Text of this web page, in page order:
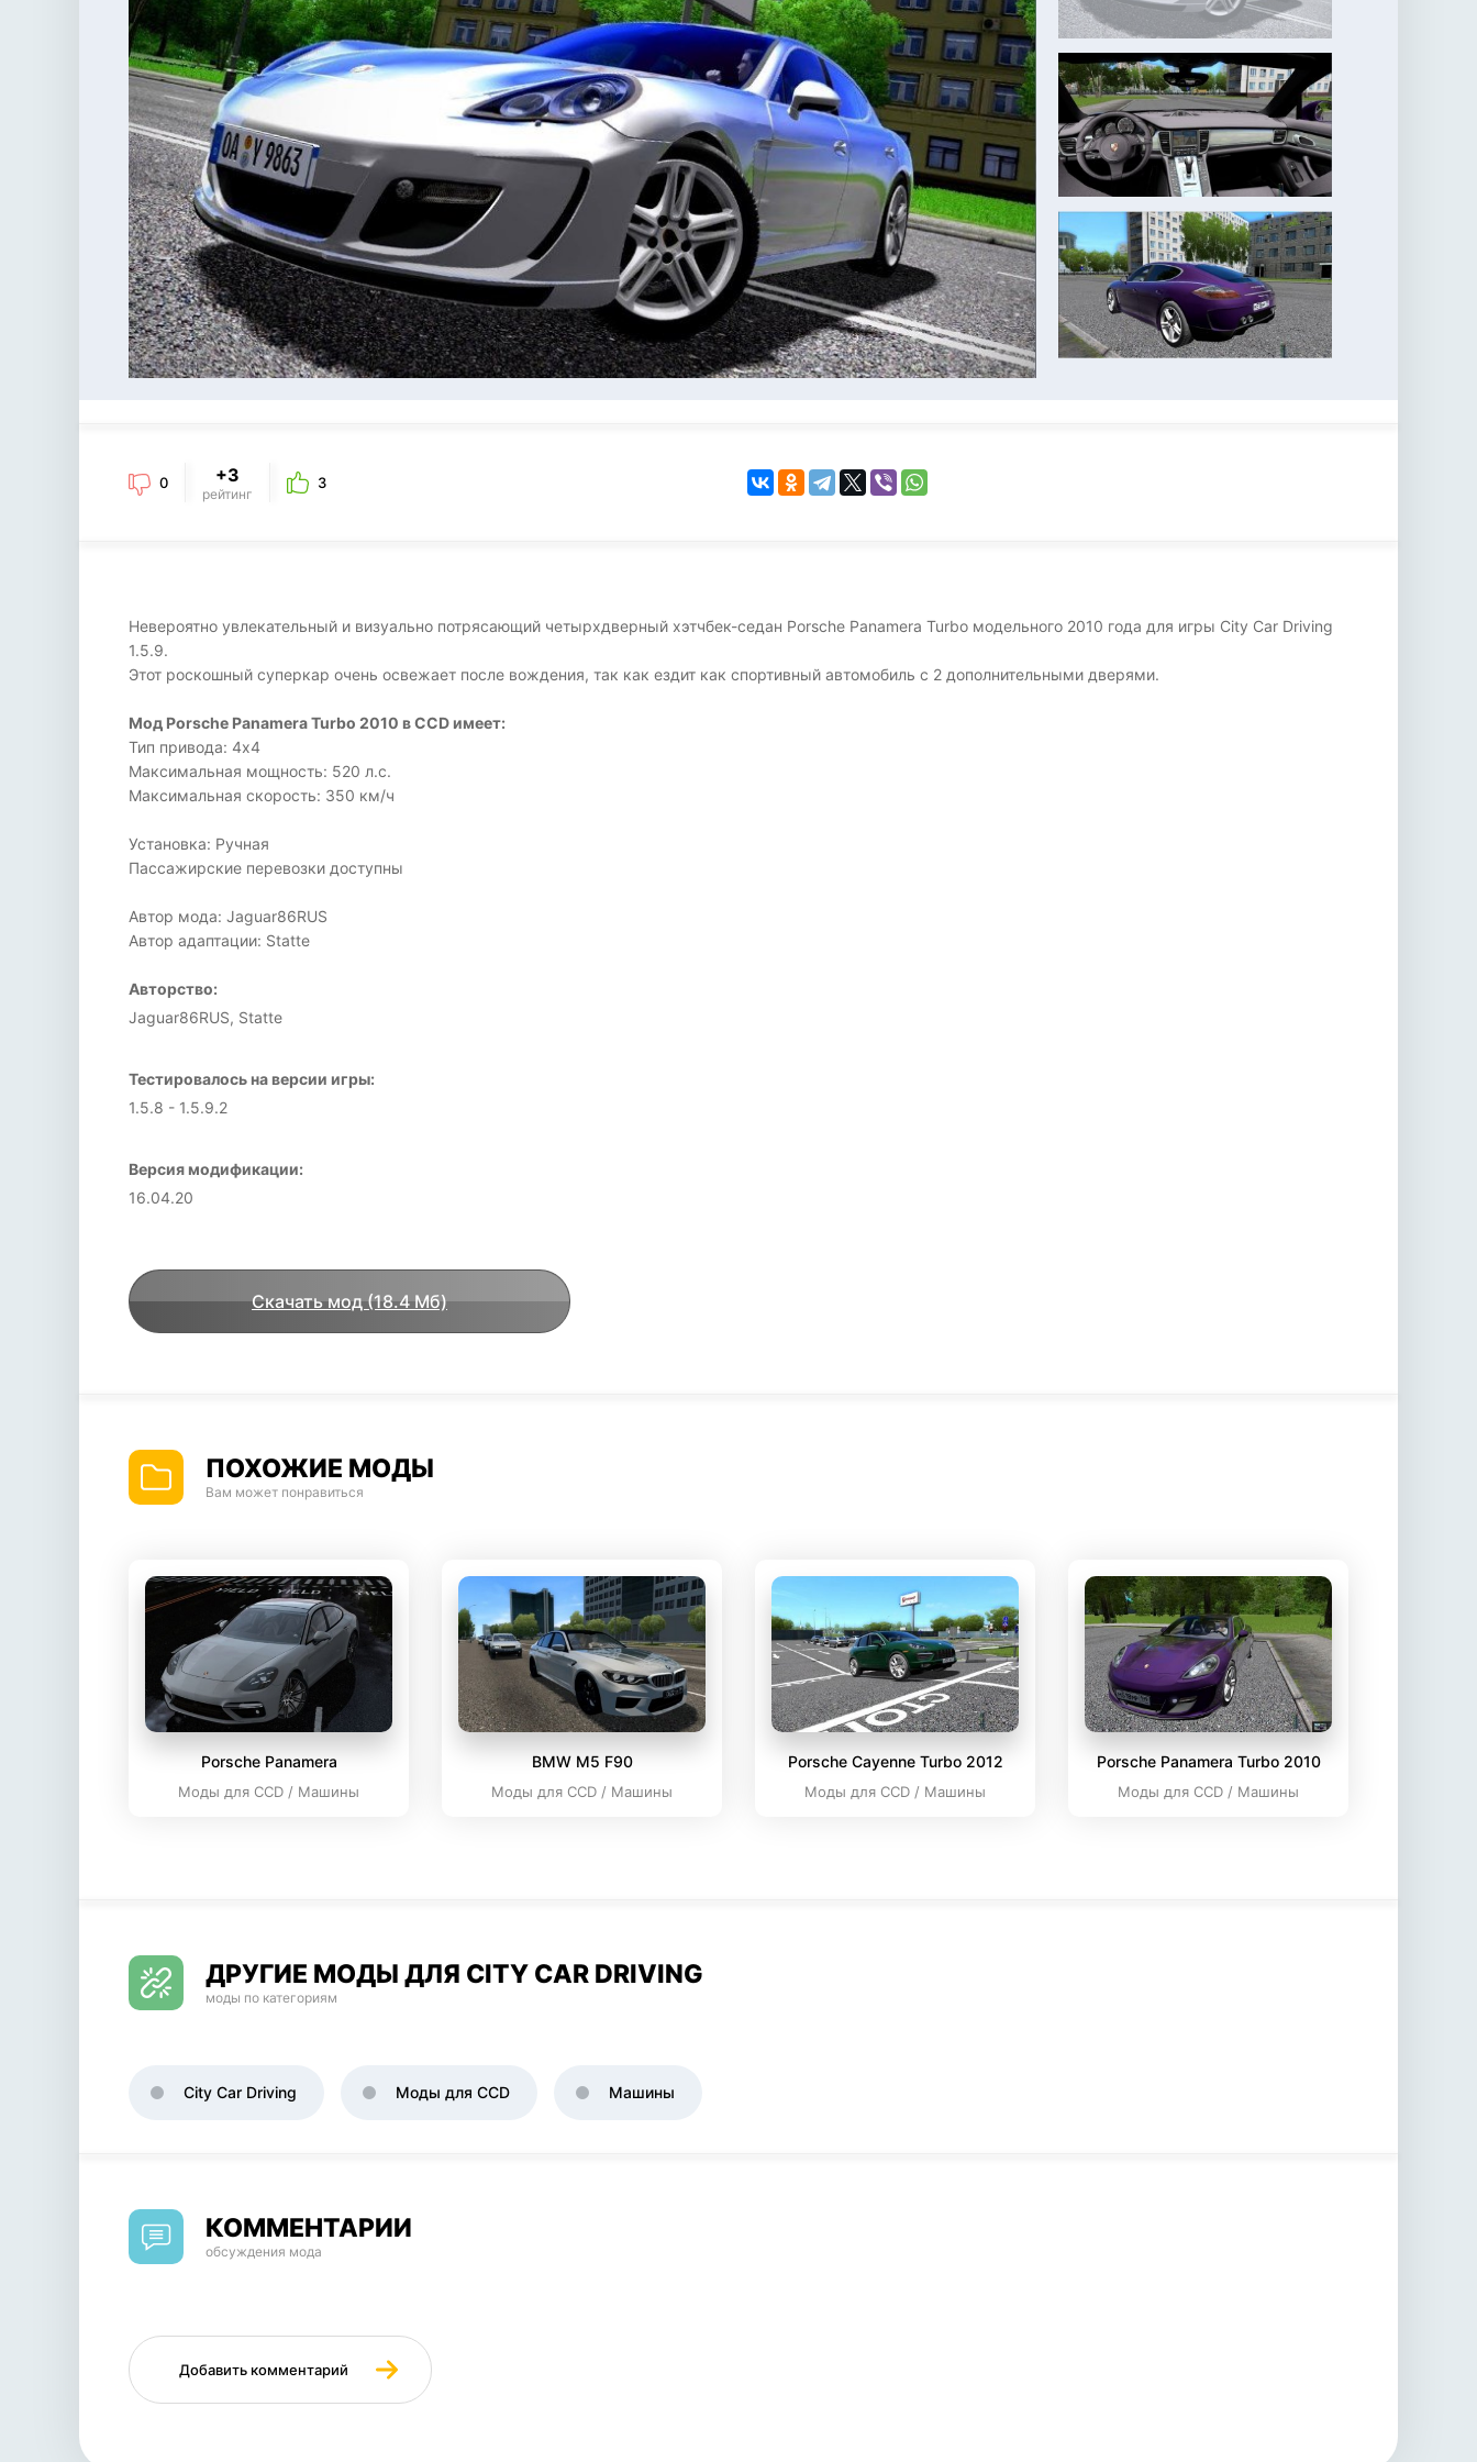
KINGDOM COME:
DELIVERANCE
бродилка
KENSHI
экшн
0 +3
рейтинг
3
Невероятно увлекательный и визуально потрясающий четырхдверный хэтчбек-седан Porsche Panamera Turbo модельного 2010 года для игры City Car Driving
1.5.9.
Этот роскошный суперкар очень освежает после вождения, так как ездит как спортивный автомобиль с 2 дополнительными дверями.
Мод Porsche Panamera Turbo 2010 в CCD имеет:
Тип привода: 4х4
Максимальная мощность: 520 л.с.
Максимальная скорость: 350 км/ч
Установка: Ручная
Пассажирские перевозки доступны
Автор мода: Jaguar86RUS
Автор адаптации: Statte
Авторство:
Jaguar86RUS, Statte
Тестировалось на версии игры:
1.5.8 - 1.5.9.2
Версия модификации:
16.04.20
Скачать мод (18.4 Мб)
ПОХОЖИЕ МОДЫ
Вам может понравиться
Porsche Panamera
Моды для CCD / Машины
BMW M5 F90
Моды для CCD / Машины
Porsche Cayenne Turbo 2012
Моды для CCD / Машины
Porsche Panamera Turbo 2010
Моды для CCD / Машины
ДРУГИЕ МОДЫ ДЛЯ CITY CAR DRIVING
моды по категориям
City Car Driving Моды для CCD Машины
КОММЕНТАРИИ
обсуждения мода
Добавить комментарий